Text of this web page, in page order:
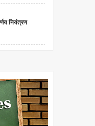
नियंत्रण